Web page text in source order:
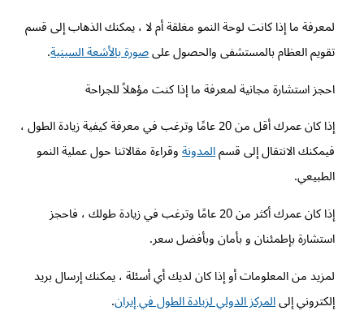
لمعرفة ما إذا كانت لوحة النمو مغلقة أم لا ، يمكنك الذهاب إلى قسم
تقويم العظام بالمستشفى والحصول علىصورة بالأشعة السينية.
احجز استشارة مجانية لمعرفة ما إذا كنت مؤهلاً للجراحة
إذا كان عمرك أقل من 20 عامًا وترغب في معرفة كيفية زيادة الطول ،
فيمكنك الانتقال إلى قسمالمدونةوقراءة مقالاتنا حول عملية النمو
الطبيعي.
إذا كان عمرك أكثر من 20 عامًا وترغب في زيادة طولك ، فاحجز
استشارة بإطمئنان و بأمان وبأفضل سعر.
لمزيد من المعلومات أو إذا كان لديك أي أسئلة ، يمكنك إرسال بريد
إلكتروني إلىالمركز الدولي لزيادة الطول في إيران.